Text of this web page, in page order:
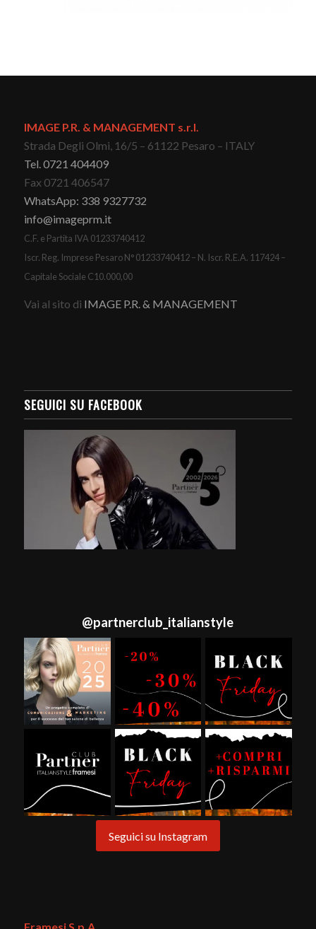
IMAGE P.R. & MANAGEMENT s.r.l.
Strada Degli Olmi, 16/5 – 61122 Pesaro – ITALY
Tel. 0721 404409
Fax 0721 406547
WhatsApp: 338 9327732
info@imageprm.it
C.F. e Partita IVA 01233740412
Iscr. Reg. Imprese Pesaro N° 01233740412 – N. Iscr. R.E.A. 117424 –
Capitale Sociale C10.000,00
Vai al sito di IMAGE P.R. & MANAGEMENT
SEGUICI SU FACEBOOK
@partnerclub_italianstyle
Seguici su Instagram